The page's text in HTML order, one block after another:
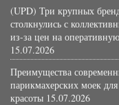
(UPD) Три крупных
столкнулись с
из-за цен на
15.07.2026
Преимущества
парикмахерских моек
красоты 15.07.2026